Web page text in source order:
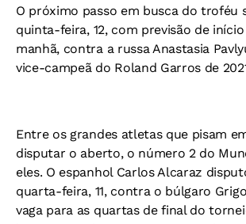
O próximo passo em busca do troféu
quinta-feira, 12, com previsão de
manhã, contra a russa Anastasia
vice-campeã do Roland Garros de
Entre os grandes atletas que pisam
disputar o aberto, o número 2 do
eles. O espanhol Carlos Alcaraz
quarta-feira, 11, contra o búlgaro
vaga para as quartas de final do